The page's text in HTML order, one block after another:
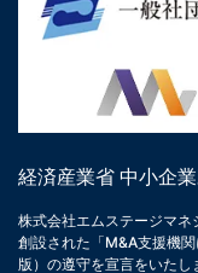
経済産業省 中小企
株式会社エムステージマネ
創設された「M&A支援機
版）の遵守を宣言をいたし